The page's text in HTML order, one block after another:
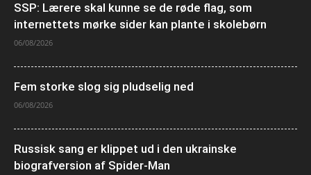
SSP: Lærere skal kunne se de røde flag, som
internettets mørke sider kan plante i skolebørn
06/08/2026
Fem storke slog sig pludselig ned
06/08/2026
Russisk sang er klippet ud i den ukrainske
biografversion af Spider-Man